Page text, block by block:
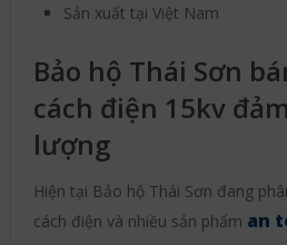
Sản xuất tại Việt Nam
Bảo hộ Thái Sơn
cách điện 15kv
lượng
Hiện tại Bảo hộ Thái Sơn đang
cách điện và nhiều sản phẩm an